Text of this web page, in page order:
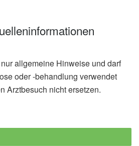
allgemeine Hinweise und darf
oder -behandlung verwendet
Arztbesuch nicht ersetzen.